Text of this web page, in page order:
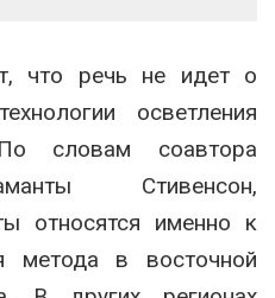
что речь не идет о
осветления
словам соавтора
Стивенсон,
относятся именно к
метода в восточной